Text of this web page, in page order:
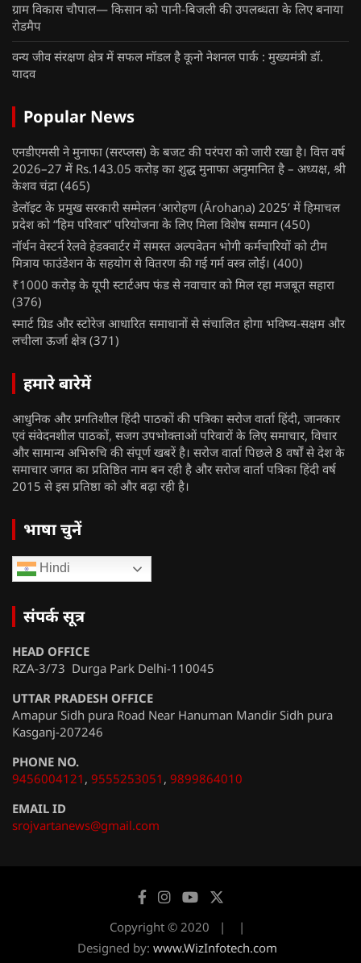
ग्राम विकास चौपाल— किसान को पानी-बिजली की उपलब्धता के लिए बनाया
रोडमैप
वन्य जीव संरक्षण क्षेत्र में सफल मॉडल है कूनो नेशनल पार्क : मुख्यमंत्री डॉ.
यादव
Popular News
एनडीएमसी ने मुनाफा (सरप्लस) के बजट की परंपरा को जारी रखा है। वित्त वर्ष
2026–27 में Rs.143.05 करोड़ का शुद्ध मुनाफा अनुमानित है – अध्यक्ष, श्री
केशव चंद्रा (465)
डेलॉइट के प्रमुख सरकारी सम्मेलन ‘आरोहण (Ārohaṇa) 2025’ में हिमाचल
प्रदेश को “हिम परिवार” परियोजना के लिए मिला विशेष सम्मान (450)
नॉर्थन वेस्टर्न रेलवे हेडक्वार्टर में समस्त अल्पवेतन भोगी कर्मचारियों को टीम
मित्राय फाउंडेशन के सहयोग से वितरण की गई गर्म वस्त्र लोई। (400)
₹1000 करोड़ के यूपी स्टार्टअप फंड से नवाचार को मिल रहा मजबूत सहारा
(376)
स्मार्ट ग्रिड और स्टोरेज आधारित समाधानों से संचालित होगा भविष्य-सक्षम और
लचीला ऊर्जा क्षेत्र (371)
हमारे बारेमें
आधुनिक और प्रगतिशील हिंदी पाठकों की पत्रिका सरोज वार्ता हिंदी, जानकार
एवं संवेदनशील पाठकों, सजग उपभोक्ताओं परिवारों के लिए समाचार, विचार
और सामान्य अभिरुचि की संपूर्ण खबरें है। सरोज वार्ता पिछले 8 वर्षों से देश के
समाचार जगत का प्रतिष्ठित नाम बन रही है और सरोज वार्ता पत्रिका हिंदी वर्ष
2015 से इस प्रतिष्ठा को और बढ़ा रही है।
भाषा चुनें
Hindi
संपर्क सूत्र
HEAD OFFICE
RZA-3/73 Durga Park Delhi-110045
UTTAR PRADESH OFFICE
Amapur Sidh pura Road Near Hanuman Mandir Sidh pura
Kasganj-207246
PHONE NO.
9456004121 , 9555253051 , 9899864010
EMAIL ID
srojvartanews@gmail.com
Copyright © 2020
Designed by: www.WizInfotech.com